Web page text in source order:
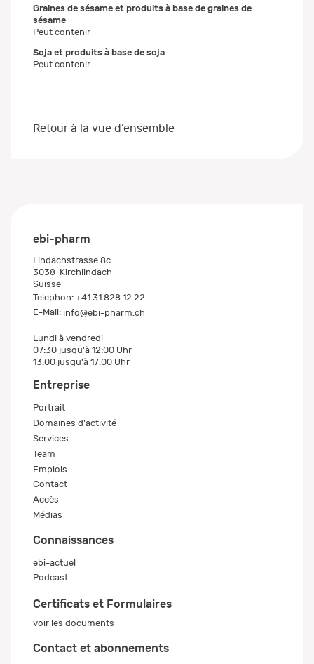
Graines de sésame et produits à base de graines de
sésame
Peut contenir
Soja et produits à base de soja
Peut contenir
Retour à la vue d’ensemble
ebi-pharm
Lindachstrasse 8c
3038 Kirchlindach
Suisse
Telephon: +41 31 828 12 22
E-Mail: info@ebi-pharm.ch
Lundi à vendredi
07:30 jusqu'à 12:00 Uhr
13:00 jusqu'à 17:00 Uhr
Entreprise
Portrait
Domaines d'activité
Services
Team
Emplois
Contact
Accès
Médias
Connaissances
ebi-actuel
Podcast
Certificats et Formulaires
voir les documents
Contact et abonnements